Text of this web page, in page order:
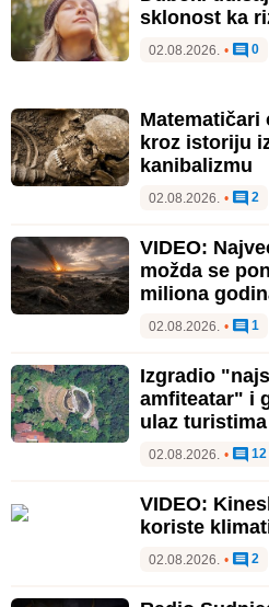
sklonost ka
02.08.2026. • 0
kroz istoriju
kanibalizmu
02.08.2026. • 2
VIDEO:
možda se
miliona
02.08.2026. • 1
Izgradio
amfiteatar" i
ulaz turistima
02.08.2026. • 12
VIDEO:
koriste
02.08.2026. • 2